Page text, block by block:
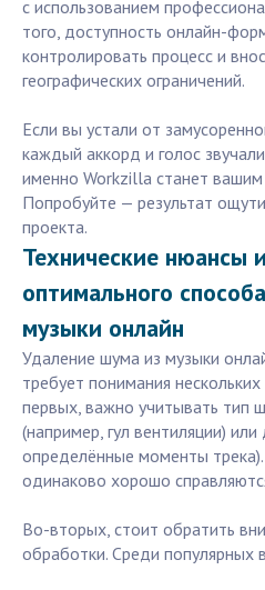
с использованием
того, доступность онлайн-
контролировать процесс и
географических ограничений.
Если вы устали от
каждый аккорд и голос
именно Workzilla станет
Попробуйте — результат
проекта.
Технические нюансы
оптимального
музыки онлайн
Удаление шума из музыки
требует понимания
первых, важно учитывать тип
(например, гул вентиляции)
определённые моменты
одинаково хорошо
Во-вторых, стоит обратить
обработки. Среди популярных